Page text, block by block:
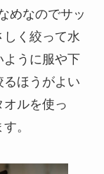
めなのでサッ
しく絞って水
ように服や下
ほうがよい
ルを使っ
。